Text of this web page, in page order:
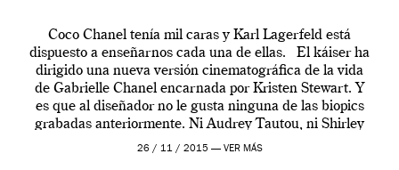
Coco Chanel tenía mil caras y Karl Lagerfeld está
dispuesto a enseñarnos cada una de ellas. El káiser ha
dirigido una nueva versión cinematográfica de la vida
de Gabrielle Chanel encarnada por Kristen Stewart. Y
es que al diseñador no le gusta ninguna de las biopics
grabadas anteriormente. Ni Audrey Tautou, ni Shirley
McLaine ni ninguna otra. A él […]
26 / 11 / 2015 — VER MÁS